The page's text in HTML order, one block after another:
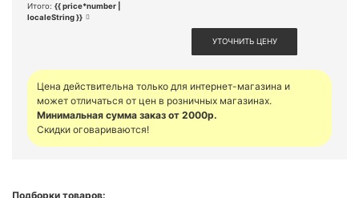
Итого: {{ price*number |
localeString }}
УТОЧНИТЬ ЦЕНУ
Цена действительна только для интернет-магазина и
может отличаться от цен в розничных магазинах.
Минимальная сумма заказ от 2000р.
Скидки оговариваются!
Подборки товаров: